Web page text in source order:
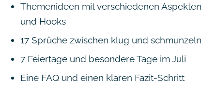
Themenideen mit verschiedenen Aspekten
und Hooks
17 Sprüche zwischen klug und schmunzeln
7 Feiertage und besondere Tage im Juli
Eine FAQ und einen klaren Fazit-Schritt